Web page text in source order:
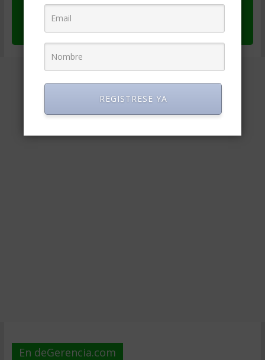
(https://www.degerencia.com/autor/draag)
En deGerencia.com
REGISTRESE YA